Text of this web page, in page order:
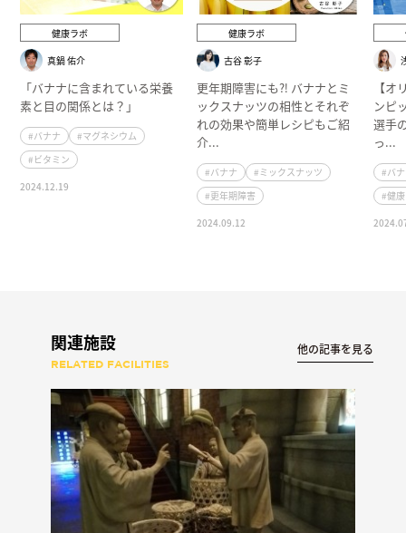
健康ラボ
真鍋 佑介
「バナナに含まれている栄養
素と目の関係とは？」
#バナナ
#マグネシウム
#ビタミン
2024.12.19
健康ラボ
古谷 彰子
更年期障害にも⁈ バナナとミ
ックスナッツの相性とそれぞ
れの効果や簡単レシピもご紹
介...
#バナナ
#ミックスナッツ
#更年期障害
2024.09.12
【
ンピ
選手
っ...
#バ
#健
関連施設
RELATED FACILITIES
他の記事を見る